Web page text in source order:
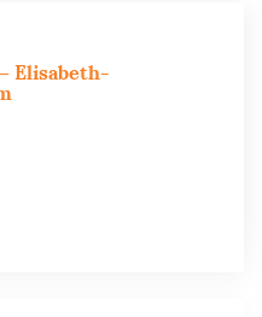
Elisabeth-